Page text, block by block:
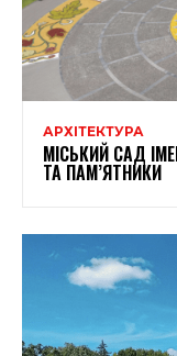
АРХІТЕКТУРА
МІСЬКИЙ САД
ТА ПАМ’ЯТНИКИ